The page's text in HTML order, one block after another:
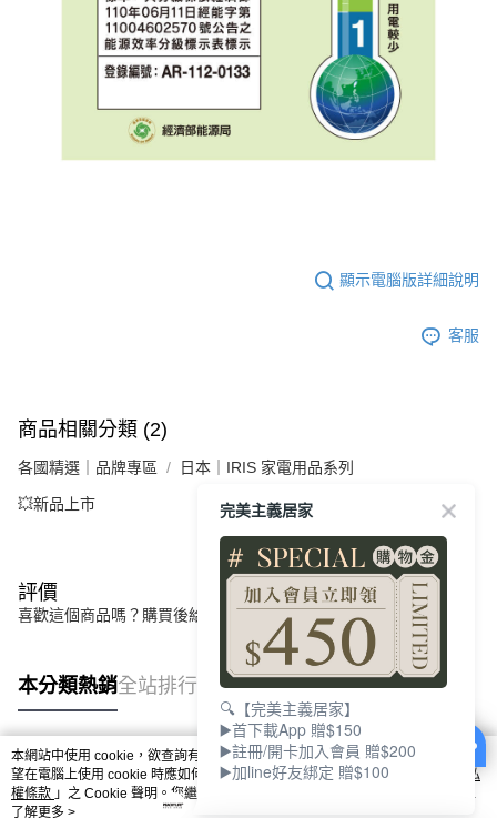
顯示電腦版詳細說明
客服
商品相關分類 (2)
各國精選｜品牌專區 日本｜IRIS 家電用品系列
💥新品上市
評價
喜歡這個商品嗎？購買後給他一個好評吧
本分類熱銷全站排行
熱門標籤
本網站中使用 cookie，欲查詢有關本網站使用 cookie 方式之詳情，及若您不希
望在電腦上使用 cookie 時應如何變更電腦的 cookie 設定，請參閱本網站「
隱私
權條款 」之 Cookie 聲明。您繼續使用本網站即表示您同意本公司得按本網站使
用條款之 Cookie 聲明使用 cookie。
了解更多 >
完美主義居家
🔍【完美主義居家】
▶️首下載App 贈$150
▶️註冊/開卡加入會員 贈$200
▶️加line好友綁定 贈$100